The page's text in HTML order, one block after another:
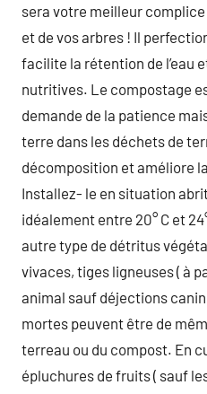
sera votre meilleur
et de vos arbres ! Il
facilite la rétention de l’eau
nutritives. Le compostage
demande de la patience
terre dans les déchets de
décomposition et améliore
Installez- le en situation
idéalement entre 20° C et
autre type de détritus
vivaces, tiges ligneuses ( à
animal sauf déjections
mortes peuvent être de
terreau ou du compost. En
épluchures de fruits ( sauf